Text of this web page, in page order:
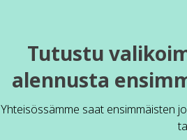
Tutustu
alennusta
Yhteisössämme saat ensimmäisten